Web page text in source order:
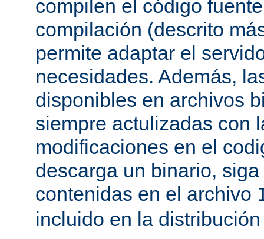
compilen el código
compilación (descrito
permite adaptar el
necesidades. Además,
disponibles en archivos
siempre actulizadas con
modificaciones en el
descarga un binario,
contenidas en el archivo
incluido en la distribución